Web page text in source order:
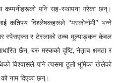
कम्पनीहरूको पनि सह-स्थापना गरेका छन्।
कतिपय विश्लेषकहरूले “मस्कोनोमी” भन्ने
स्पेसएक्स र टेस्लाको उच्च मूल्याङ्कन केवल
छैन, बरु मस्कको दृष्टि, नेतृत्व क्षमता र
विश्वासले पनि त्यसमा ठूलो भूमिका खेलेको
नाम दिएका छन्।